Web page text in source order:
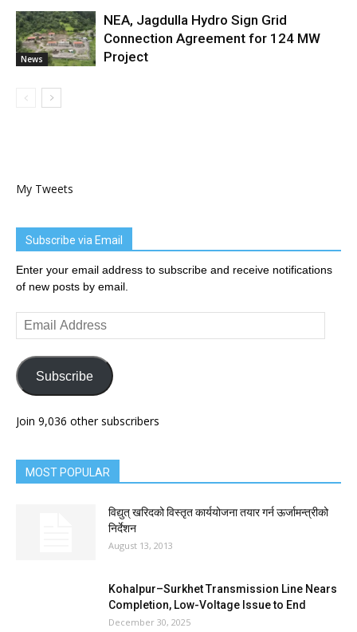
News
NEA, Jagdulla Hydro Sign Grid
Connection Agreement for 124 MW
Project
My Tweets
Subscribe via Email
Enter your email address to subscribe and receive notifications
of new posts by email.
Email
Address
Subscribe
Join 9,036 other subscribers
MOST POPULAR
विद्युत् खरिदको विस्तृत कार्ययोजना तयार गर्न ऊर्जामन्त्रीको
निर्देशन
August 13, 2013
Kohalpur–Surkhet Transmission Line Nears
Completion, Low-Voltage Issue to End
December 30, 2025